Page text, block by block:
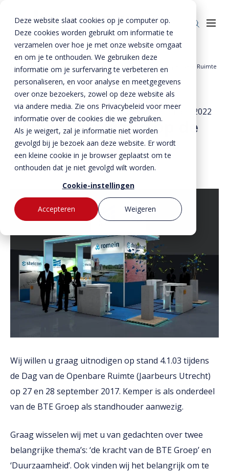
Deze website slaat cookies op je computer op.
Deze cookies worden gebruikt om informatie te
verzamelen over hoe je met onze website omgaat
en om je te onthouden. We gebruiken deze
informatie om je surfervaring te verbeteren en
personaliseren, en voor analyse en meetgegevens
over onze bezoekers, zowel op deze website als
via andere media. Zie ons Privacybeleid voor meer
informatie over de cookies die we gebruiken.
Als je weigert, zal je informatie niet worden
gevolgd bij je bezoek aan deze website. Er wordt
een kleine cookie in je browser geplaatst om te
onthouden dat je niet gevolgd wilt worden.
Cookie-instellingen
Accepteren
Weigeren
Bestekservice
Downloads
Werken bij
Producten
Enkelkerende keerwanden
Dubbelkerende keerwanden
Zwaarbelastbare keerwanden
Zwaluwwanden
Bloktraptreden
Oplossingen
Infra & Openbare ruimte
Sport & Recreatie
Op- en overslag
Waterkeringen
BTE Groep
Onze verhalen
Over ons
Duurzaamheid
MVO
Home » Nieuws » Kemper aanwezig op de Dag van de Openbare Ruimte
5 september 2017- Bijgewerkt op21 december 2022
Kemper aanwezig op de
Dag van de Openbare
Ruimte
Wij willen u graag uitnodigen op stand 4.1.03 tijdens
de Dag van de Openbare Ruimte (Jaarbeurs Utrecht)
op 27 en 28 september 2017. Kemper is als onderdeel
van de BTE Groep als standhouder aanwezig.
Graag wisselen wij met u van gedachten over twee
belangrijke thema’s: ‘de kracht van de BTE Groep’ en
‘Duurzaamheid’. Ook vinden wij het belangrijk om te